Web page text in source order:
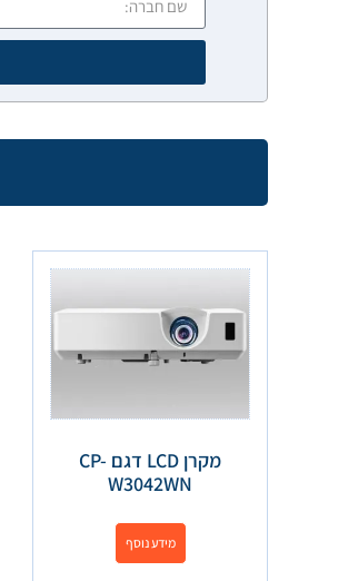
מקרן LCD דגם CP-
W3042WN
מידע נוסף